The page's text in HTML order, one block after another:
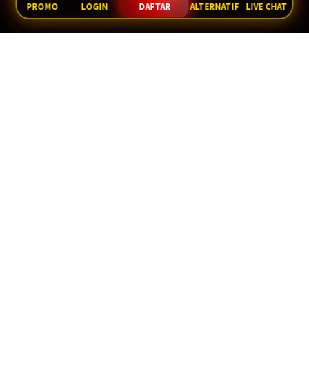
PROMO LOGIN DAFTAR ALTERNATIF LIVE CHAT